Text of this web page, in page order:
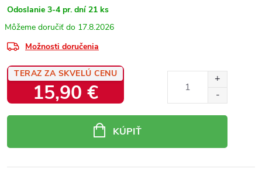
Odoslanie 3-4 pr. dní 21 ks
17.8.2026
Možnosti doručenia
TERAZ ZA SKVELÚ CENU
15,90 €
KÚPIŤ